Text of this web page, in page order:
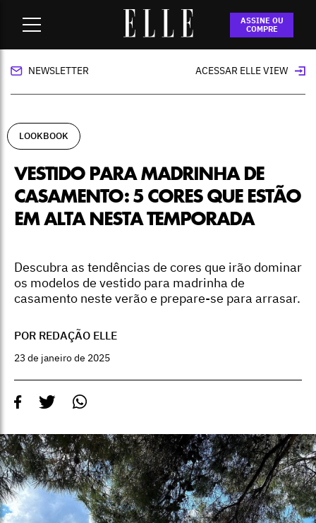
ASSINE OU
COMPRE
Vestido para madrinha de casamento: 5
cores que estão em alta nesta temporada
NEWSLETTER ACESSAR ELLE VIEW
LOOKBOOK
VESTIDO PARA MADRINHA DE
CASAMENTO: 5 CORES QUE ESTÃO
EM ALTA NESTA TEMPORADA
Descubra as tendências de cores que irão dominar
os modelos de vestido para madrinha de
casamento neste verão e prepare-se para arrasar.
POR REDAÇÃO ELLE
23 de janeiro de 2025